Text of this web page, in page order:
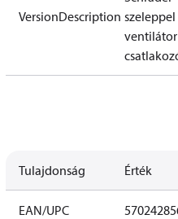
VersionDescription szeleppel
Tulajdonság Érték
EAN/UPC